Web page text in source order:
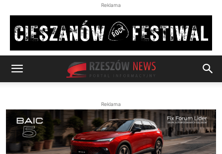
Reklama
Reklama